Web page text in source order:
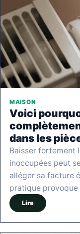
MAISON
Voici
dans les
Baisser fortement
inoccupées peut
alléger sa facture
pratique
Lire